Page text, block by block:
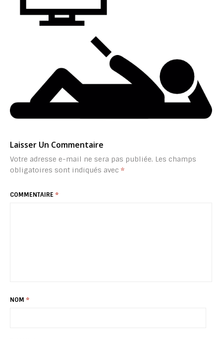
Laisser Un Commentaire
Votre adresse e-mail ne sera pas publiée. Les champs
obligatoires sont indiqués avec *
COMMENTAIRE *
NOM *